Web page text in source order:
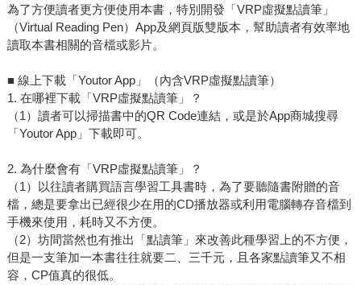
為了方便讀者更方便使用本書，特別開發「VRP虛擬點讀筆」
（Virtual Reading Pen）App及網頁版雙版本，幫助讀者有效率地
讀取本書相關的音檔或影片。
■ 線上下載「Youtor App」（內含VRP虛擬點讀筆）
1. 在哪裡下載「VRP虛擬點讀筆」？
（1）讀者可以掃描書中的QR Code連結，或是於App商城搜尋
「Youtor App」下載即可。
2. 為什麼會有「VRP虛擬點讀筆」？
（1）以往讀者購買語言學習工具書時，為了要聽隨書附贈的音
檔，總是要拿出已經很少在用的CD播放器或利用電腦轉存音檔到
手機來使用，耗時又不方便。
（2）坊間當然也有推出「點讀筆」來改善此種學習上的不方便，
但是一支筆加一本書往往就要二、三千元，且各家點讀筆又不相
容，CP值真的很低。